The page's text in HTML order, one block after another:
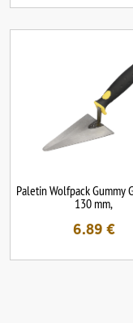
Paletin Wolfpack Gummy
130 mm,
6.89 €